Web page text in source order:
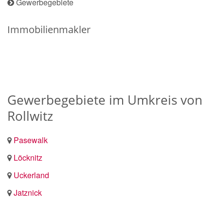
Immobilienmakler
Gewerbegebiete im Umkreis von
Rollwitz
Pasewalk
Löcknitz
Uckerland
Jatznick